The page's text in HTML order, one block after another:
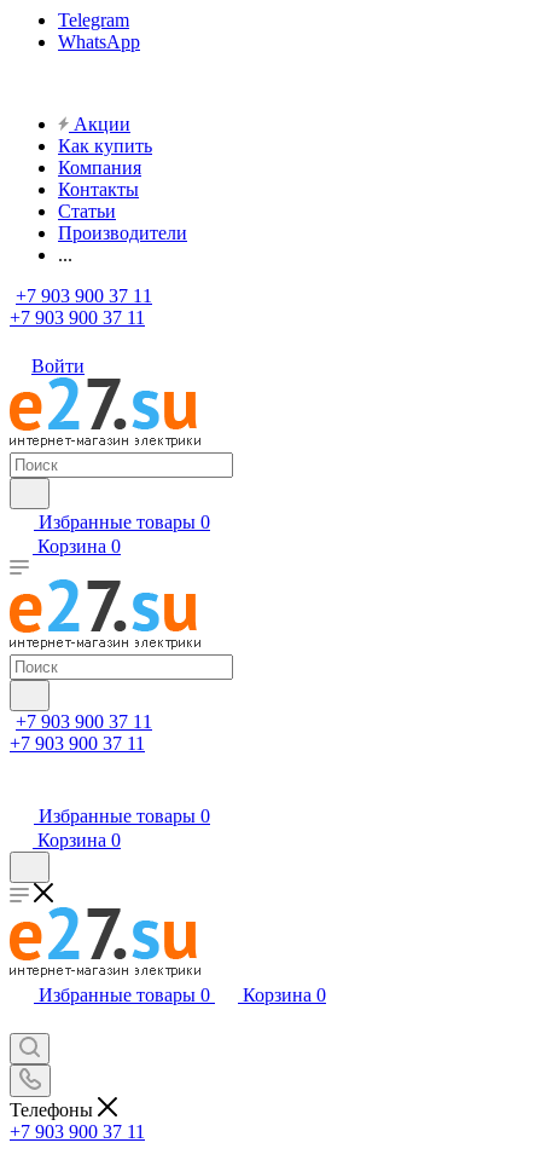
Telegram
WhatsApp
Акции
Как купить
Компания
Контакты
Статьи
Производители
...
+7 903 900 37 11
+7 903 900 37 11
Войти
Избранные товары 0
Корзина 0
+7 903 900 37 11
+7 903 900 37 11
Избранные товары 0
Корзина 0
Избранные товары 0 Корзина 0
Телефоны
+7 903 900 37 11